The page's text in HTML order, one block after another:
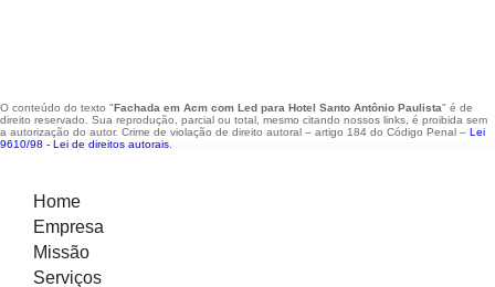
O conteúdo do texto "Fachada em Acm com Led para Hotel Santo Antônio Paulista" é de
direito reservado. Sua reprodução, parcial ou total, mesmo citando nossos links, é proibida sem
a autorização do autor. Crime de violação de direito autoral – artigo 184 do Código Penal – Lei
9610/98 - Lei de direitos autorais
Home
Empresa
Missão
Serviços